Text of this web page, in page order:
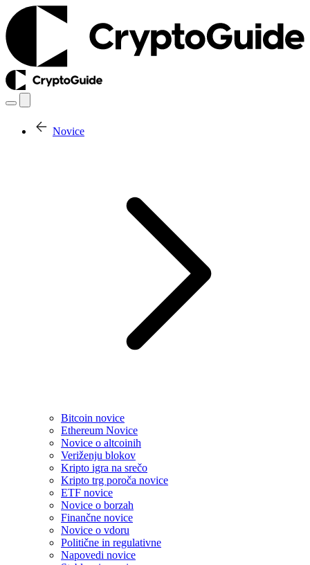
Novice
Bitcoin novice
Ethereum Novice
Novice o altcoinih
Veriženju blokov
Kripto igra na srečo
Kripto trg poroča novice
ETF novice
Novice o borzah
Finančne novice
Novice o vdoru
Politične in regulativne
Napovedi novice